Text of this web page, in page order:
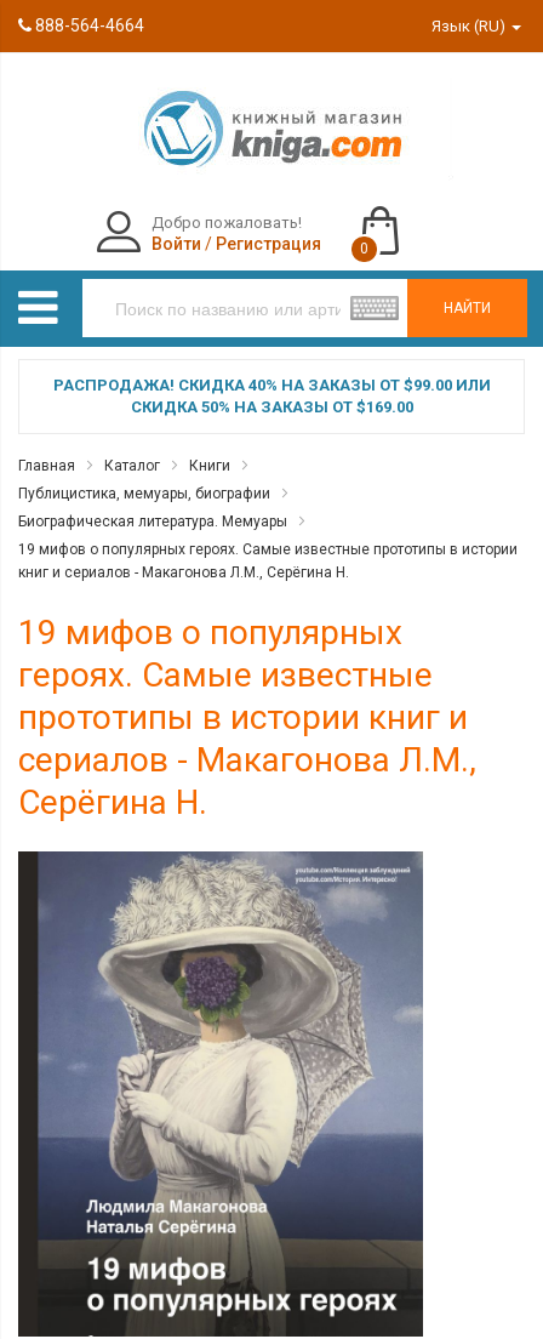
888-564-4664 Язык (RU)
НАЙТИ
Добро пожаловать!
Войти / Регистрация 0
РАСПРОДАЖА! СКИДКА 40% НА ЗАКАЗЫ ОТ $99.00 ИЛИ
СКИДКА 50% НА ЗАКАЗЫ ОТ $169.00
Главная Каталог
Книги
Публицистика, мемуары, биографии
Биографическая литература. Мемуары
19 мифов о популярных героях. Самые известные прототипы в истории
книг и сериалов - Макагонова Л.М., Серёгина Н.
19 мифов о популярных
героях. Самые известные
прототипы в истории книг и
сериалов - Макагонова Л.М.,
Серёгина Н.